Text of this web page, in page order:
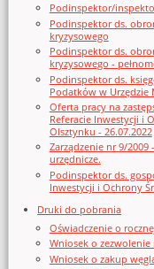
Podinspektor/
Podinspektor ds.
kryzysowego
Podinspektor ds.
kryzysowego -
Podinspektor ds.
Podatków w Urzędzie
Oferta pracy na
Referacie Inwestycji i
Olsztynku - 26.07.2022
Zarządzenie nr 9/
urzędnicze.
Podinspektor ds.
Inwestycji i Ochrony
Druki do pobrania
Oświadczenie o
Wniosek o
Wniosek o zakup